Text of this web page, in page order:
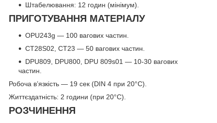
Штабелювання: 12 годин (мінімум).
ПРИГОТУВАННЯ МАТЕРІАЛУ
OPU243g — 100 вагових частин.
CT28S02, CT23 — 50 вагових частин.
DPU809, DPU800, DPU 809s01 — 10-30 вагових
частин.
Робоча в’язкість — 19 сек (DIN 4 при 20°С).
Життєздатність: 2 години (при 20°C).
РОЗЧИНЕННЯ